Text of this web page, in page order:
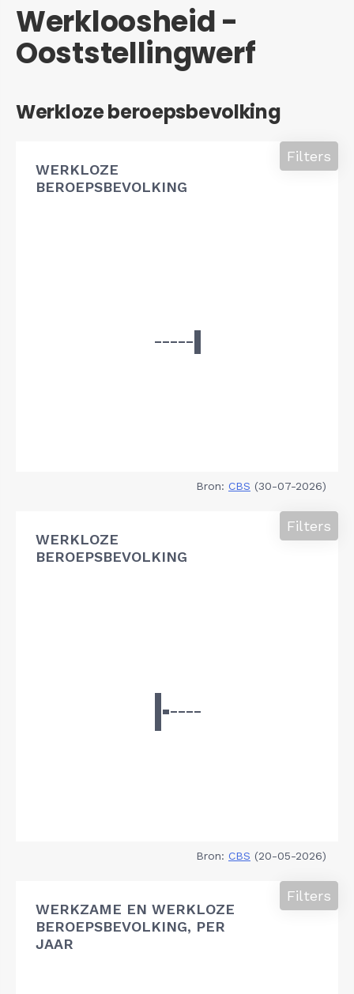
Werkloosheid -
Ooststellingwerf
Werkloze beroepsbevolking
WERKLOZE
BEROEPSBEVOLKING
Filters
Bron: CBS (30-07-2026)
WERKLOZE
BEROEPSBEVOLKING
Filters
Bron: CBS (20-05-2026)
WERKZAME EN WERKLOZE
BEROEPSBEVOLKING, PER
JAAR
Filters